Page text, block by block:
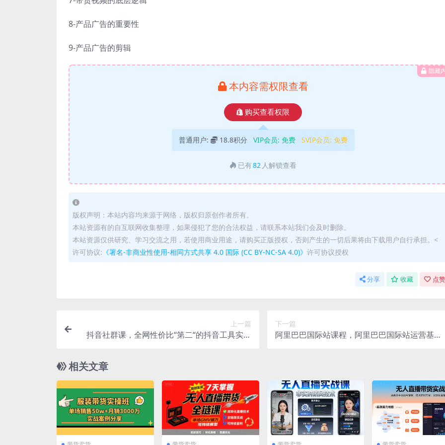
8-产品广告的重要性
9-产品广告的剪辑
隐藏
本内容需权限查看
购买查看权限
普通用户: 18.8积分 VIP会员: 免费 SVIP会员: 免费
已有82 人解锁查看
版权声明：本站内容均来源于网络，版权归原创作者所有。
本站资源有的自互联网收集整理，如果侵犯了您的合法权益，请联系本站我们会及时删除。
本站资源仅供研究、学习交流之用，若使用商业用途，请购买正版授权，否则产生的一切后果将由下载用户自行承担。<
许可协议: 《署名-非商业性使用-相同方式共享 4.0 国际 (CC BY-NC-SA 4.0)》 许可协议授权
分享 收藏 点
上一篇
抖音社群课，全网性价比“第二“的抖音工具实战
下一篇
阿里巴巴国际站课程，阿里巴巴国际站运营基础
相关文章